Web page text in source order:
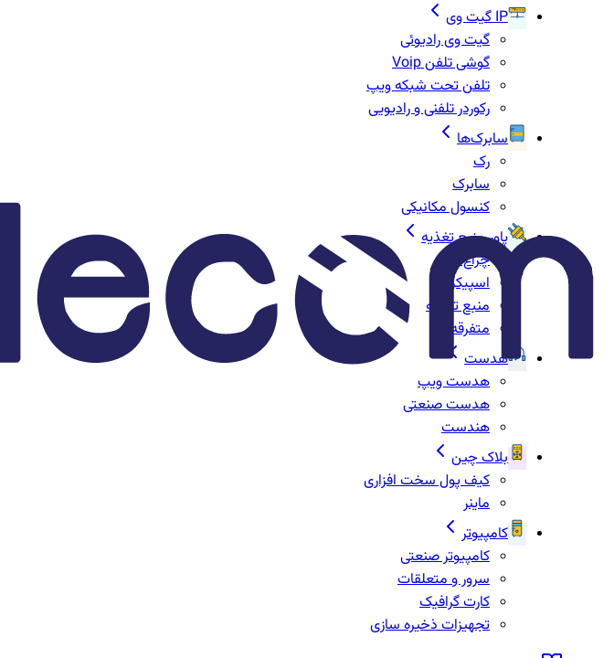
IP گیت وی
گیت وی رادیوئی
گوشی تلفن Voip
تلفن تحت شبکه ویپ
رکوردر تلفنی و رادیویی
سابرک‌ها
رک
سابرک
کنسول مکانیکی
پاور منبع تغذیه
چراغ‌ها
اسپیکر
منبع تغذیه
متفرقه
هدست
هدست ویپ
هدست صنعتی
هندست
بلاک چین
کیف پول سخت افزاری
ماینر
کامپیوتر
کامپیوتر صنعتی
سرور و متعلقات
کارت گرافیک
تجهیزات ذخیره سازی